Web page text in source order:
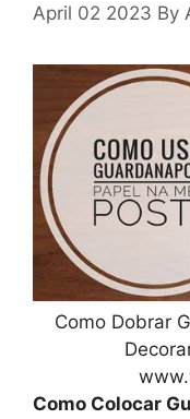
April 02 2023 By
Como Dobrar
Como Colocar